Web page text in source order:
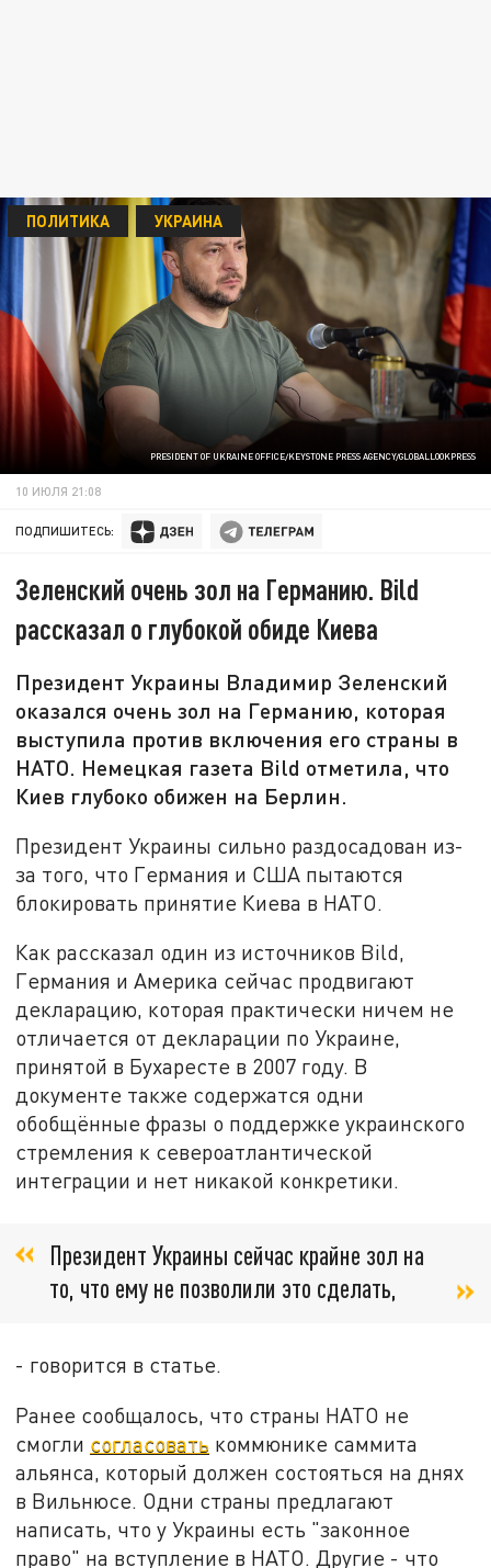
PRESIDENT OF UKRAINE OFFICE/KEYSTONE PRESS AGENCY/GLOBALLOOKPRESS
ПОЛИТИКА УКРАИНА
10 ИЮЛЯ 21:08
ПОДПИШИТЕСЬ:
Зеленский очень зол на Германию. Bild
рассказал о глубокой обиде Киева
Президент Украины Владимир Зеленский
оказался очень зол на Германию, которая
выступила против включения его страны в
НАТО. Немецкая газета Bild отметила, что
Киев глубоко обижен на Берлин.
Президент Украины сильно раздосадован из-
за того, что Германия и США пытаются
блокировать принятие Киева в НАТО.
Как рассказал один из источников Bild,
Германия и Америка сейчас продвигают
декларацию, которая практически ничем не
отличается от декларации по Украине,
принятой в Бухаресте в 2007 году. В
документе также содержатся одни
обобщённые фразы о поддержке украинского
стремления к североатлантической
интеграции и нет никакой конкретики.
Президент Украины сейчас крайне зол на
то, что ему не позволили это сделать,
- говорится в статье.
Ранее сообщалось, что страны НАТО не
смогли согласовать коммюнике саммита
альянса, который должен состояться на днях
в Вильнюсе. Одни страны предлагают
написать, что у Украины есть "законное
право" на вступление в НАТО. Другие - что